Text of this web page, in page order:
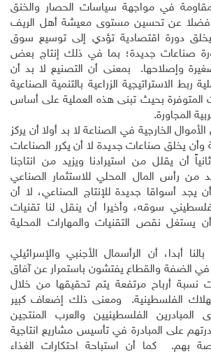
في مواجهة سياسات الحصار والخنق
فضلا عن تحسين مستوى معيشة أهل الريف
دورة اقتصادية تؤدي إلى توسيع سوق
صناعات جديدة؛ بما في ذلك إنتاج بعض
وإصلاحها. بمعنى أن التصنيع لا بد أن
الاستراتيجية الزراعية بالتنمية الصناعية
المتوفرة بحيث تبنى هذه العملية على أساس
المجاورة.
الخارجية في الصناعة لا بد أولا أن يركز
وأن يخلق صناعات جديدة لا أن يكرر الصناعات
أن يقلل من استيرادنا ويزيد من انتاجنا
من رأس المال المحلي للاستثمار الصناعي
يجد أسواقا جديدة للإنتاج الصناعي، لا أن
سوقه، وأخيرا أن ينقل لنا تقنيات
يستغل نقص التقنيات والمهارات المحلية
أبدا، أن الرأسمال الأجنبي والإسرائيلي
في الضفة والقطاع يفتشون باستمرار عن آفاق
نسبة أرباح مرتفعة يتم تحقيقها من خلال
الفلسطينية. ومعنى ذلك إضعاف كبير
المبادرين الفلسطينيين والعرب المنتجين
على المبادرة في تأسيس مشاريع انتاجية
بهم. كما أن استباحة احتكارات الغذاء